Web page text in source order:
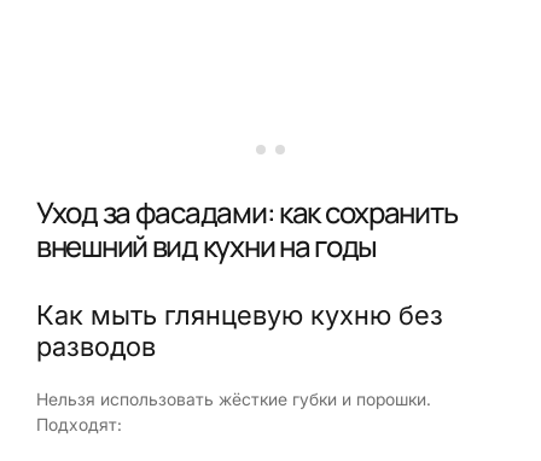
Уход за фасадами: как сохранить
внешний вид кухни на годы
Как мыть глянцевую кухню без
разводов
Нельзя использовать жёсткие губки и порошки.
Подходят: